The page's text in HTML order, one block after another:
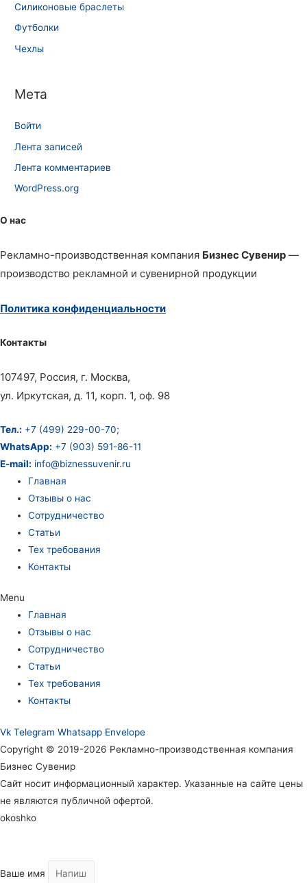
Силиконовые браслеты
Футболки
Чехлы
Мета
Войти
Лента записей
Лента комментариев
WordPress.org
О нас
Рекламно-производственная компания Бизнес Сувенир —
производство рекламной и сувенирной продукции
Политика конфиденциальности
Контакты
107497, Россия, г. Москва,
ул. Иркутская, д. 11, корп. 1, оф. 98
Тел.: +7 (499) 229-00-70;
WhatsApp: +7 (903) 591-86-11
E-mail: info@biznessuvenir.ru
Главная
Отзывы о нас
Сотрудничество
Статьи
Тех требования
Контакты
Menu
Главная
Отзывы о нас
Сотрудничество
Статьи
Тех требования
Контакты
Vk Telegram Whatsapp Envelope
Copyright © 2019-2026 Рекламно-производственная компания
Бизнес Сувенир
Сайт носит информационный характер. Указанные на сайте цены
не являются публичной офертой.
okoshko
Ваше имя